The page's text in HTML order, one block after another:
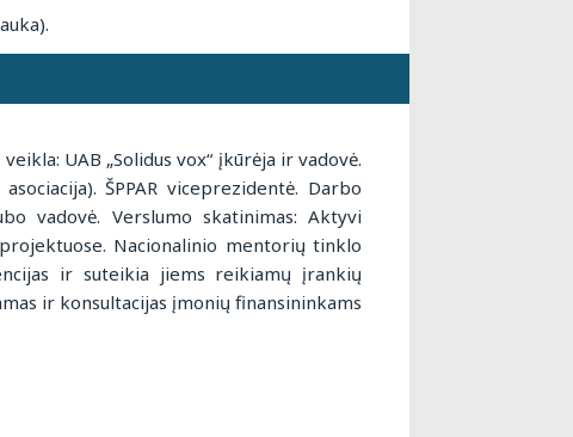
UAB „Solidus vox“ įkūrėja ir vadovė.
ŠPPAR viceprezidentė. Darbo
vadovė. Verslumo skatinimas: Aktyvi
Nacionalinio mentorių tinklo
ir suteikia jiems reikiamų įrankių
ir konsultacijas įmonių finansininkams